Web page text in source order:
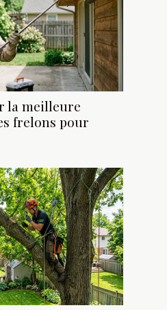
la meilleure
frelons pour